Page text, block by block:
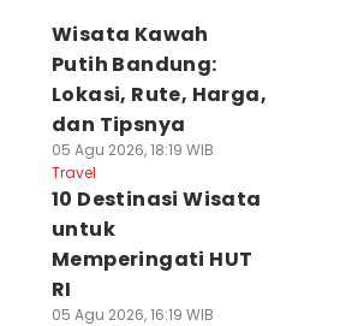
Wisata Kawah
Putih Bandung:
Lokasi, Rute, Harga,
dan Tipsnya
05 Agu 2026, 18:19 WIB
Travel
10 Destinasi Wisata
untuk
Memperingati HUT
RI
05 Agu 2026, 16:19 WIB